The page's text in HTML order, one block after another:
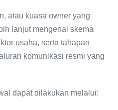
atau kuasa owner yang
lanjut mengenai skema
usaha, serta tahapan
komunikasi resmi yang
dapat dilakukan melalui: